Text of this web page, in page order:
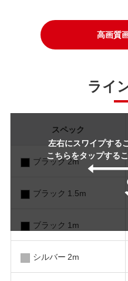
高画質
ライ
左右にスワイプする
こちらをタップする
スペック
ブラック 2m
ブラック 1.5m
ブラック 1m
シルバー 2m